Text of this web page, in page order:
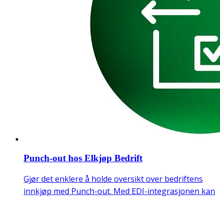
Punch-out hos Elkjøp Bedrift
Gjør det enklere å holde oversikt over bedriftens
innkjøp med Punch-out. Med EDI-integrasjonen kan